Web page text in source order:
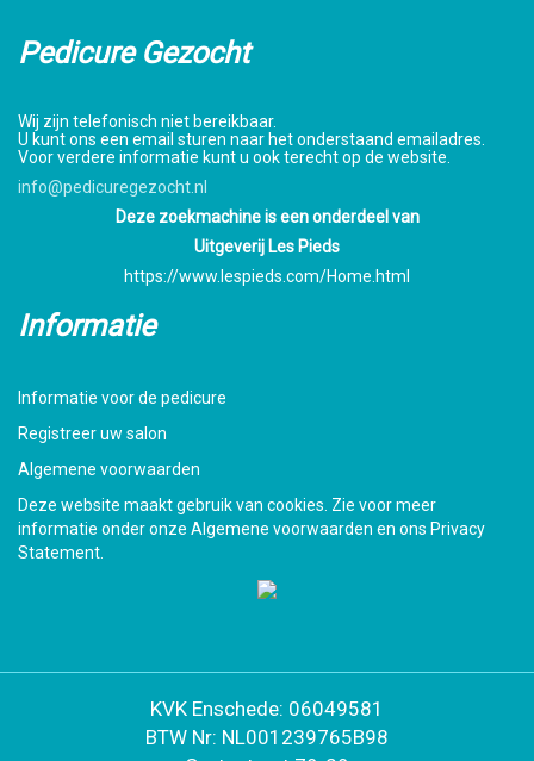
Pedicure Gezocht
Wij zijn telefonisch niet bereikbaar.
U kunt ons een email sturen naar het onderstaand emailadres.
Voor verdere informatie kunt u ook terecht op de website.
info@pedicuregezocht.nl
Deze zoekmachine is een onderdeel van
Uitgeverij Les Pieds
https://www.lespieds.com/Home.html
Informatie
Informatie voor de pedicure
Registreer uw salon
Algemene voorwaarden
Deze website maakt gebruik van cookies. Zie voor meer
informatie onder onze Algemene voorwaarden en ons Privacy
Statement.
KVK Enschede: 06049581
BTW Nr: NL001239765B98